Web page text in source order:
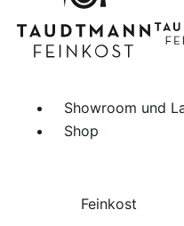
Showroom und
Shop
Feinkost